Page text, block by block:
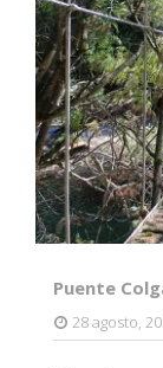
Puente
28 agosto,